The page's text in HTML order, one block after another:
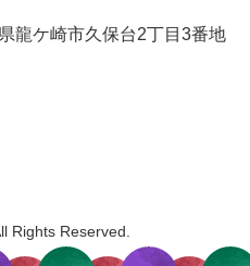
龍ケ崎市久保台2丁目3番地
Rights Reserved.